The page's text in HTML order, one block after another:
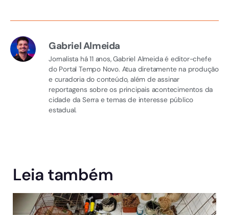
Gabriel Almeida
Jornalista há 11 anos, Gabriel Almeida é editor-chefe
do Portal Tempo Novo. Atua diretamente na produção
e curadoria do conteúdo, além de assinar
reportagens sobre os principais acontecimentos da
cidade da Serra e temas de interesse público
estadual.
Leia também